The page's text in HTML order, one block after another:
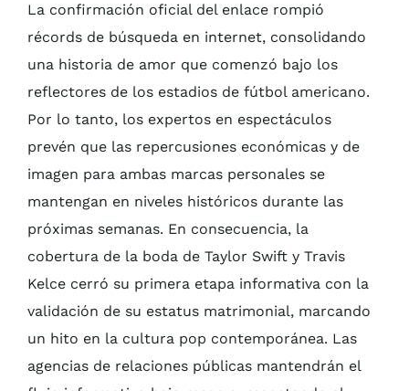
La confirmación oficial del enlace rompió
récords de búsqueda en internet, consolidando
una historia de amor que comenzó bajo los
reflectores de los estadios de fútbol americano.
Por lo tanto, los expertos en espectáculos
prevén que las repercusiones económicas y de
imagen para ambas marcas personales se
mantengan en niveles históricos durante las
próximas semanas. En consecuencia, la
cobertura de la boda de Taylor Swift y Travis
Kelce cerró su primera etapa informativa con la
validación de su estatus matrimonial, marcando
un hito en la cultura pop contemporánea. Las
agencias de relaciones públicas mantendrán el